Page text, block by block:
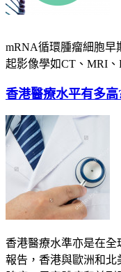
mRNA循環腫瘤細胞早
起影像學如CT、MRI
香港醫療水平有多高
香港醫療水準亦是在全
報告，香港與歐洲和